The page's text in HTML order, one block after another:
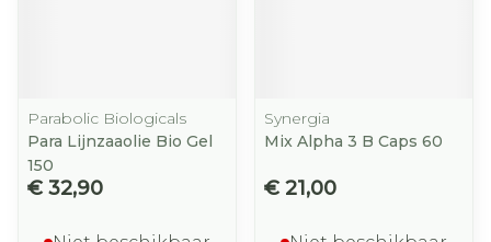
Parabolic Biologicals
Para Lijnzaaolie Bio Gel
150
€ 32,90
Synergia
Mix Alpha 3 B Caps 60
€ 21,00